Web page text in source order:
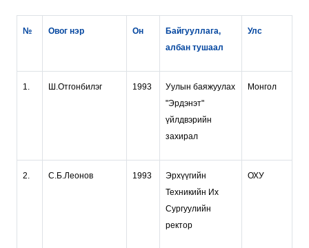
№ Овог нэр Он
Байгууллага,
албан тушаал
Улс
1. Ш.Отгонбилэг 1993
Уулын баяжуулах
"Эрдэнэт"
үйлдвэрийн
захирал
Монгол
2. С.Б.Леонов 1993
Эрхүүгийн
Техникийн Их
Сургуулийн
ректор
ОХУ